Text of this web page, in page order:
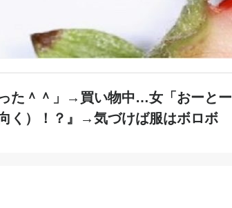
た＾＾」→買い物中…女「おーとー
く）！？』→気づけば服はボロボ